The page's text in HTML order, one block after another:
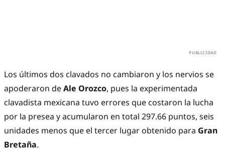
Los últimos dos clavados no cambiaron y los nervios se
apoderaron deAle Orozco, pues la experimentada
clavadista mexicana tuvo errores que costaron la lucha
por la presea y acumularon en total 297.66 puntos, seis
unidades menos que el tercer lugar obtenido para Gran
Bretaña.